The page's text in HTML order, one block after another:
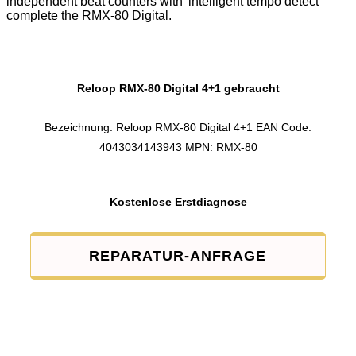
complete the RMX-80 Digital.
Reloop RMX-80 Digital 4+1 gebraucht
Bezeichnung: Reloop RMX-80 Digital 4+1 EAN Code:
4043034143943 MPN: RMX-80
Kostenlose Erstdiagnose
REPARATUR-ANFRAGE